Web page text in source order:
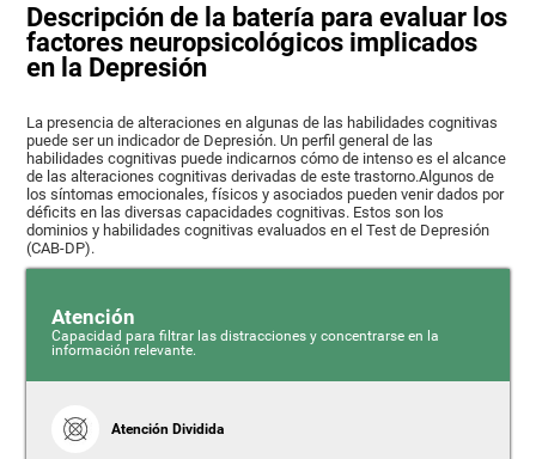
Descripción de la batería para evaluar los
factores neuropsicológicos implicados
en la Depresión
La presencia de alteraciones en algunas de las habilidades cognitivas
puede ser un indicador de Depresión. Un perfil general de las
habilidades cognitivas puede indicarnos cómo de intenso es el alcance
de las alteraciones cognitivas derivadas de este trastorno.Algunos de
los síntomas emocionales, físicos y asociados pueden venir dados por
déficits en las diversas capacidades cognitivas. Estos son los
dominios y habilidades cognitivas evaluados en el Test de Depresión
(CAB-DP).
Atención
Capacidad para filtrar las distracciones y concentrarse en la
información relevante.
Atención Dividida